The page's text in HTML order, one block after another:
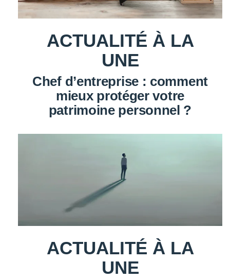
ACTUALITÉ À LA
UNE
Chef d’entreprise : comment
mieux protéger votre
patrimoine personnel ?
ACTUALITÉ À LA
UNE